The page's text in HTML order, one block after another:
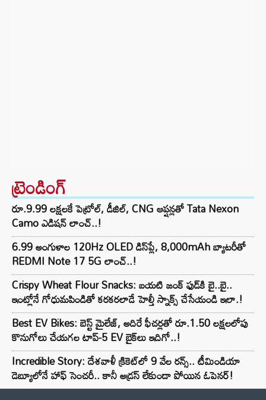
ట్రెండింగ్‌
రూ.9.99 లక్షలకే పెట్రోల్, డీజిల్, CNG ఆప్షన్లతో Tata Nexon
Camo ఎడిషన్ లాంచ్..!
6.99 అంగుళాల 120Hz OLED డిస్‌ప్లే, 8,000mAh బ్యాటరీతో
REDMI Note 17 5G లాంచ్..!
Crispy Wheat Flour Snacks: బయటి జంక్ ఫుడ్‌కి బై..బై..
ఇంట్లోనే గోధుమపిండితో కరకరలాడే హెల్తీ స్నాక్స్ చేసేయండి ఇలా.!
Best EV Bikes: బెస్ట్ మైలేజ్, అదిరే ఫీచర్లతో రూ.1.50 లక్షలలోపు
కొనుగోలు చేయగల టాప్-5 EV బైక్‌లు ఇదిగో..!
Incredible Story: దేశవాళీ క్రికెట్‌లో 9 వేల రన్స్.. టీమిండియా
డెబ్యూలోనే హాఫ్ సెంచరీ.. కానీ అడ్రస్ లేకుండా పోయిన ఓపెనర్!